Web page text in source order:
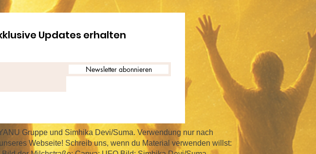
Updates erhalten
Newsletter abonnieren
Gruppe und Simhika Devi/Suma. Verwendung nur nach
Webseite! Schreib uns, wenn du Material verwenden willst: